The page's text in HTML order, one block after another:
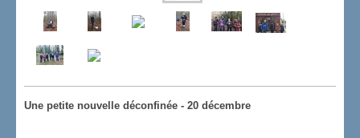
Une petite nouvelle déconfinée - 20 décembre